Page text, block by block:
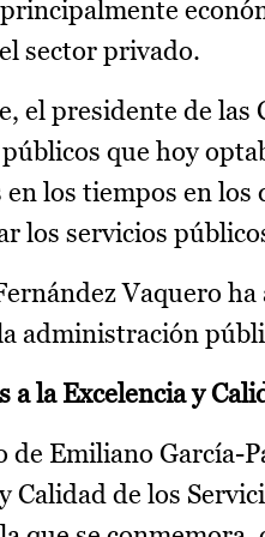
sector privado.
el presidente de
que hoy
los tiempos en los
los servicios
Vaquero
administración
a la Excelencia y
de Emiliano García-
Calidad de los